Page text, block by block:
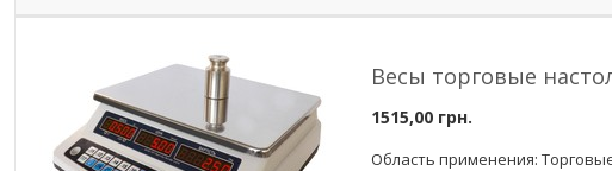
Весы торговые
1515,00 грн.
Область применения: